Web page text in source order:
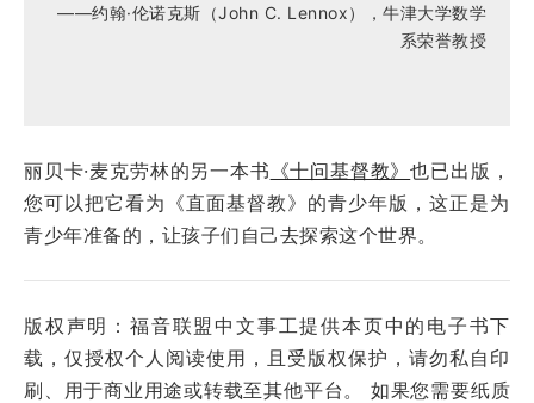
——约翰·伦诺克斯（John C. Lennox），牛津大学数学
系荣誉教授
丽贝卡·麦克劳林的另一本书 《十问基督教》也已出版，
您可以把它看为《直面基督教》的青少年版，这正是为
青少年准备的，让孩子们自己去探索这个世界。
版权声明：福音联盟中文事工提供本页中的电子书下
载，仅授权个人阅读使用，且受版权保护，请勿私自印
刷、用于商业用途或转载至其他平台。 如果您需要纸质